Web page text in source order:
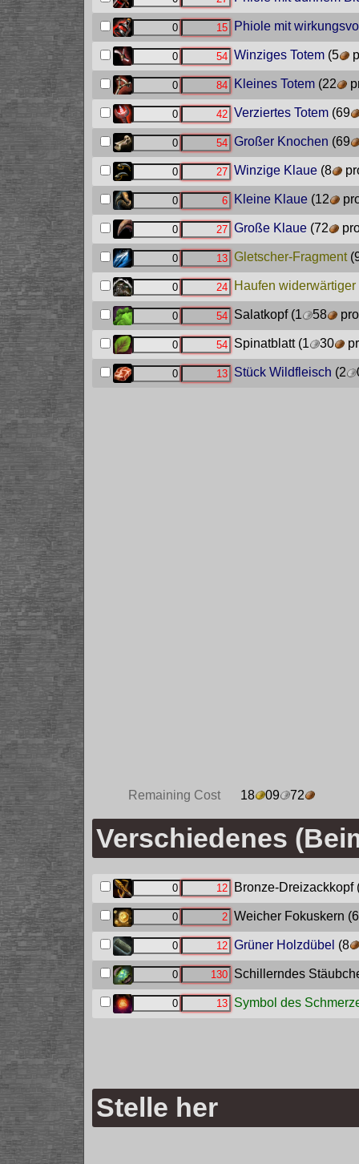
Phiole mit
Winziges Totem(5
Kleines Totem(22
Verziertes Totem(69
Großer Knochen (69
Winzige Klaue(8
Kleine Klaue(12
Große Klaue(72
Gletscher-Fragment
Haufen widerwärtiger
Salatkopf(1 58 pro
Spinatblatt(1 30
Stück Wildfleisch (2
Remaining Cost 18 09 72
Verschiedenes
Bronze-Dreizackkopf
Weicher Fokuskern
Grüner Holzdübel (8
Schillerndes
Symbol des
Stelle her